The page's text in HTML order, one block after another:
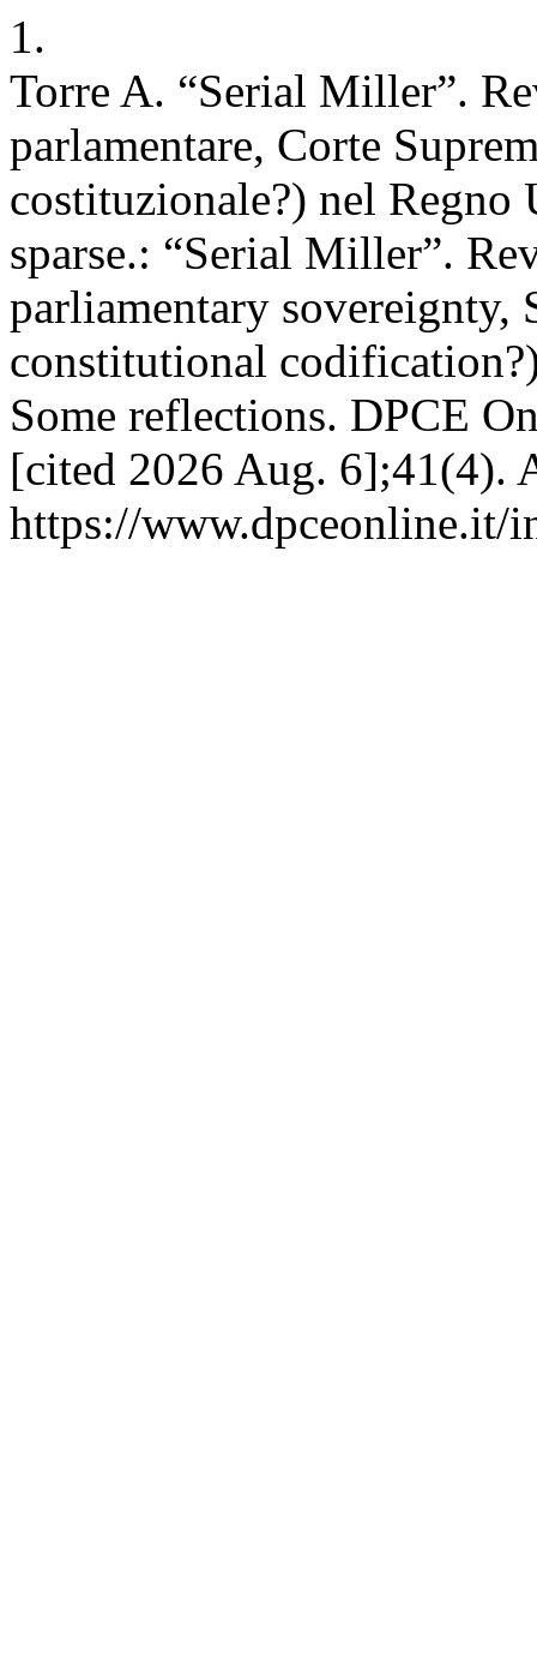
1.
Torre A. “Serial Miller”.
parlamentare, Corte
costituzionale?) nel
sparse.: “Serial Miller”.
parliamentary sovereignty,
constitutional
Some reflections. DPCE
[cited 2026 Aug. 6];41(4).
https://www.dpceonline.it/